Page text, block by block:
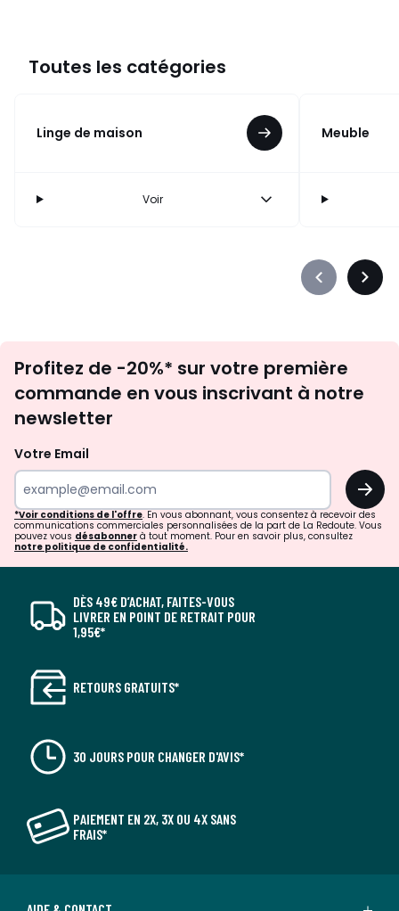
Toutes les catégories
Linge de maison
Voir
Meuble
Précédent
gauche
newsletter
Profitez de -20%* sur votre première
commande en vous inscrivant à notre
newsletter
Votre Email
OK
*Voir conditions de l'offre. En vous abonnant, vous consentez à recevoir des
communications commerciales personnalisées de la part de La Redoute. Vous
pouvez vous désabonner à tout moment. Pour en savoir plus, consultez
notre politique de confidentialité.
DÈS 49€ D’ACHAT, FAITES-VOUS
LIVRER EN POINT DE RETRAIT POUR
1,95€*
RETOURS GRATUITS*
30 JOURS POUR CHANGER D'AVIS*
PAIEMENT EN 2X, 3X OU 4X SANS
FRAIS*